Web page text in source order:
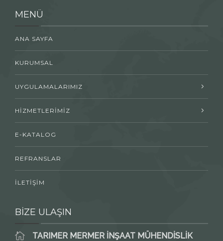
MENÜ
ANA SAYFA
KURUMSAL
UYGULAMALARIMIZ
HİZMETLERİMİZ
E-KATALOG
REFRANSLAR
İLETİŞİM
BİZE ULAŞIN
TARIMER MERMER İNŞAAT MÜHENDİSLİK